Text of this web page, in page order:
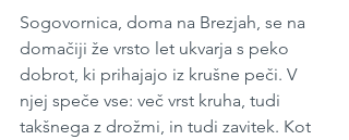
Sogovornica, doma na Brezjah, se na
domačiji že vrsto let ukvarja s peko
dobrot, ki prihajajo iz krušne peči. V
njej speče vse: več vrst kruha, tudi
takšnega z drožmi, in tudi zavitek. Kot